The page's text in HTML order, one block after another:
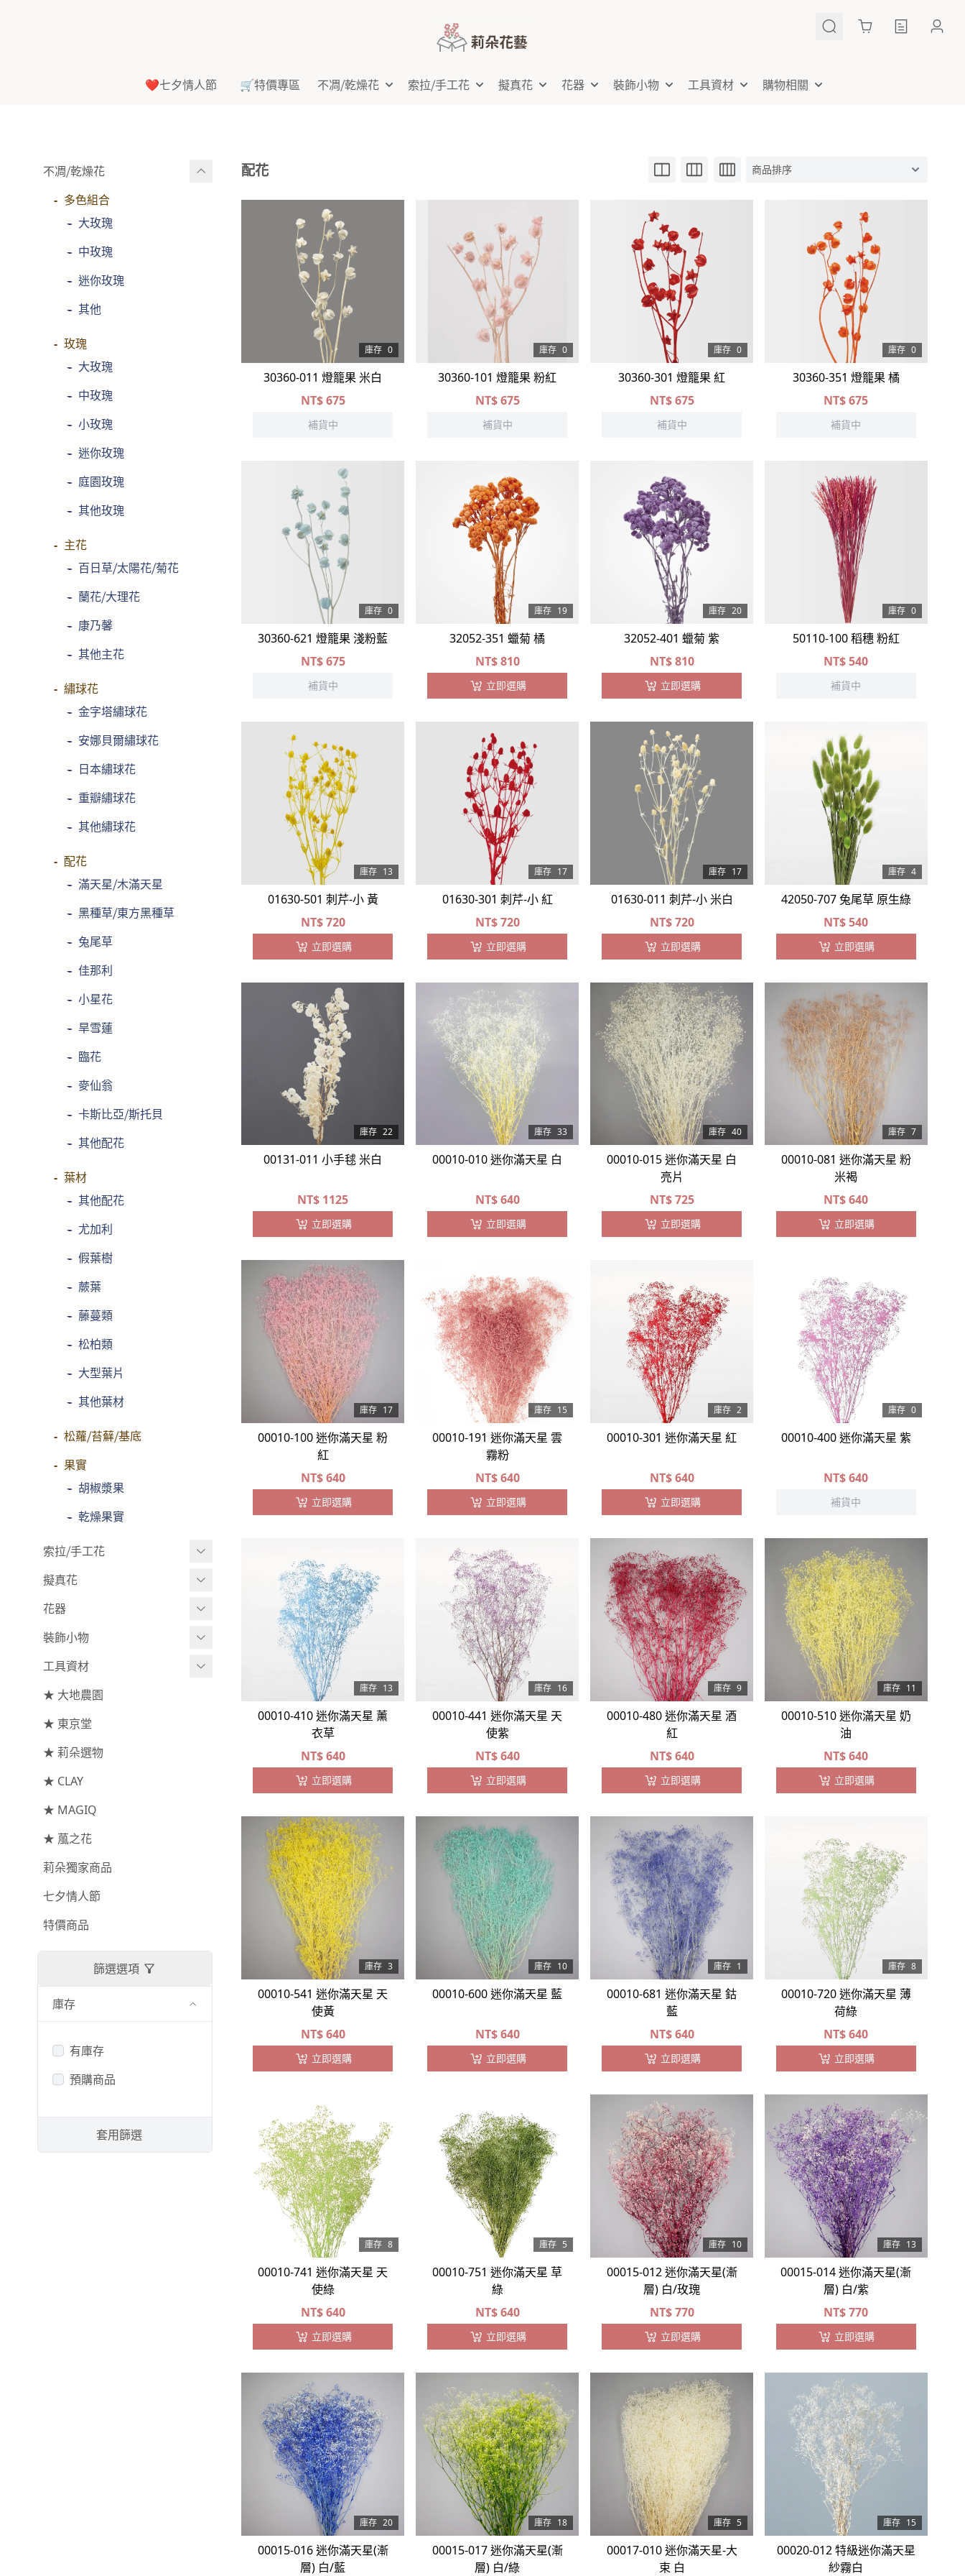
Cart
❤️七夕情人節 🛒特價專區 不凋⧸乾燥花 索拉⧸手工花 擬真花 花器 裝飾小物 工具資材 購物相關
不凋⧸乾燥花
多色組合
- 大玫瑰
- 中玫瑰
- 迷你玫瑰
- 其他
玫瑰
- 大玫瑰
- 中玫瑰
- 小玫瑰
- 迷你玫瑰
- 庭園玫瑰
- 其他玫瑰
主花
- 百日草⧸太陽花⧸菊花
- 蘭花⧸大理花
- 康乃馨
- 其他主花
繡球花
- 金字塔繡球花
- 安娜貝爾繡球花
- 日本繡球花
- 重瓣繡球花
- 其他繡球花
配花
- 滿天星⧸木滿天星
- 黑種草⧸東方黑種草
- 兔尾草
- 佳那利
- 小星花
- 旱雪蓮
- 臨花
- 麥仙翁
- 卡斯比亞⧸斯托貝
- 其他配花
葉材
- 其他配花
- 尤加利
- 假葉樹
- 蕨葉
- 藤蔓類
- 松柏類
- 大型葉片
- 其他葉材
松蘿⧸苔蘚⧸基底
果實
- 胡椒漿果
- 乾燥果實
索拉⧸手工花
索拉花(有花莖)
- 莉朵獨家噴漆
- 莉朵獨家水染
- 大地農園
索拉花(僅花頭)
-
原色
莉朵獨家水染
大地農園
手工花
擬真花
盆栽⧸成品
綜合花束
主花
配花
葉材⧸藤蔓
枝條
果實
花器
小型花器
中大型花器
鐘罩⧸花框
花盤⧸底座
捧花架⧸吊架
藤圈⧸注連繩
提籃
裝飾小物
裝飾⧸擺飾
花插
線香
工具資材
工具⧸型錄
資材
★ 大地農園
★ 東京堂
★ 莉朵選物
★ CLAY
★ MAGIQ
★ 葻之花
莉朵獨家商品
七夕情人節
特價商品
篩選選項
庫存
有庫存
預購商品
套用篩選
配花
庫存 0
30360-011 燈籠果 米白
NT$675
補貨中
庫存 0
30360-101 燈籠果 粉紅
NT$675
補貨中
庫存 0
30360-301 燈籠果 紅
NT$675
補貨中
庫存 0
30360-351 燈籠果 橘
NT$675
補貨中
庫存 0
30360-621 燈籠果 淺粉藍
NT$675
補貨中
庫存 19
32052-351 蠟菊 橘
NT$810
立即選購
庫存 20
32052-401 蠟菊 紫
NT$810
立即選購
庫存 0
50110-100 稻穗 粉紅
NT$540
補貨中
庫存 13
01630-501 刺芹-小 黃
NT$720
立即選購
庫存 17
01630-301 刺芹-小 紅
NT$720
立即選購
庫存 17
01630-011 刺芹-小 米白
NT$720
立即選購
庫存 4
42050-707 兔尾草 原生綠
NT$540
立即選購
庫存 22
00131-011 小手毬 米白
NT$ 1125
立即選購
庫存 33
00010-010 迷你滿天星 白
NT$640
立即選購
庫存 40
00010-015 迷你滿天星 白
亮片
NT$725
立即選購
庫存 7
00010-081 迷你滿天星 粉
米褐
NT$640
立即選購
庫存 17
00010-100 迷你滿天星 粉
紅
NT$640
立即選購
庫存 15
00010-191 迷你滿天星 雲
霧粉
NT$640
立即選購
庫存 2
00010-301 迷你滿天星 紅
NT$640
立即選購
庫存 0
00010-400 迷你滿天星 紫
NT$640
補貨中
庫存 13
00010-410 迷你滿天星 薰
衣草
NT$640
立即選購
庫存 16
00010-441 迷你滿天星 天
使紫
NT$640
立即選購
庫存 9
00010-480 迷你滿天星 酒
紅
NT$640
立即選購
庫存 11
00010-510 迷你滿天星 奶
油
NT$640
立即選購
庫存 3
00010-541 迷你滿天星 天
使黃
NT$640
立即選購
庫存 10
00010-600 迷你滿天星 藍
NT$640
立即選購
庫存 1
00010-681 迷你滿天星 鈷
藍
NT$640
立即選購
庫存 8
00010-720 迷你滿天星 薄
荷綠
NT$640
立即選購
庫存 8
00010-741 迷你滿天星 天
使綠
NT$640
立即選購
庫存 5
00010-751 迷你滿天星 草
綠
NT$640
立即選購
庫存 10
00015-012 迷你滿天星(漸
層) 白/玫瑰
NT$770
立即選購
庫存 13
00015-014 迷你滿天星(漸
層) 白/紫
NT$770
立即選購
庫存 20
00015-016 迷你滿天星(漸
層) 白/藍
庫存 18
00015-017 迷你滿天星(漸
層) 白/綠
庫存 5
00017-010 迷你滿天星-大
束 白
庫存 15
00020-012 特級迷你滿天星
紗霧白